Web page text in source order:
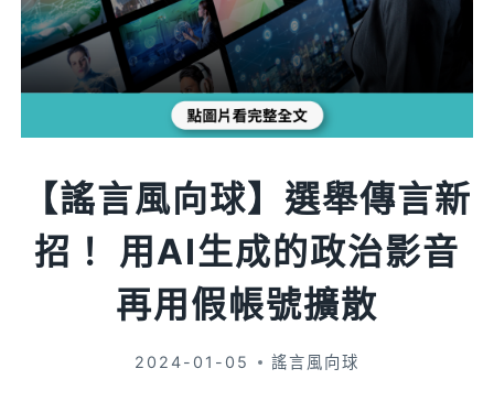
【謠言風向球】選舉傳言新
招！ 用AI生成的政治影音
再用假帳號擴散
2024-01-05 謠言風向球